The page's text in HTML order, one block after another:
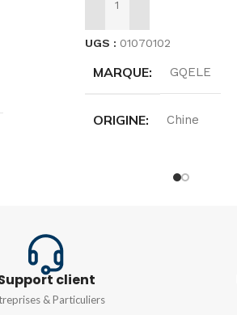
AJOUTER AU PANIER
UGS : 01070102
MARQUE GQELE
ORIGINE Chine
client
& Particuliers